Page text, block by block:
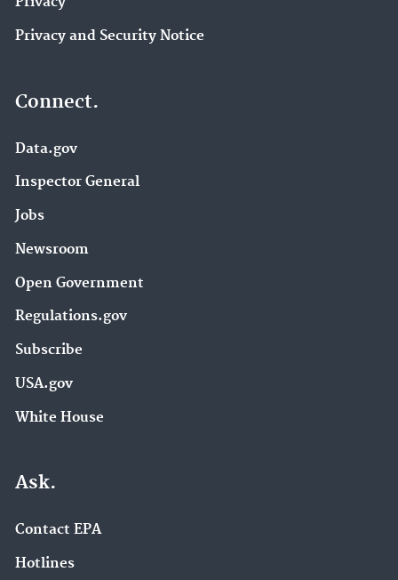
Privacy and Security Notice
Connect.
Data.gov
Inspector General
Jobs
Newsroom
Open Government
Regulations.gov
Subscribe
USA.gov
White House
Ask.
Contact EPA
Hotlines